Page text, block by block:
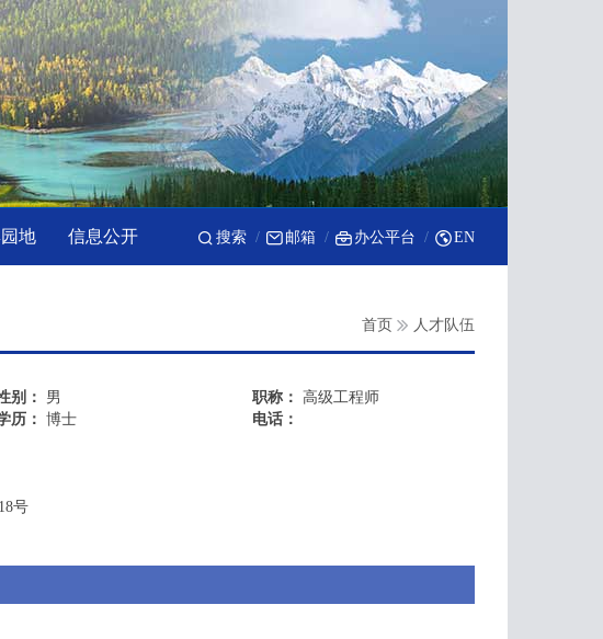
地 信息公开 搜索 邮箱 办公平台 EN
首页 人才队伍
别： 男 职称：
高级工程师
历： 博士
电话：
号